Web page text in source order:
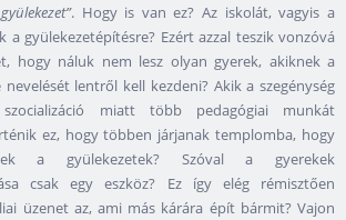
. Hogy is van ez? Az iskolát, vagyis a
a gyülekezetépítésre? Ezért azzal teszik vonzóvá
hogy náluk nem lesz olyan gyerek, akiknek a
lentről kell kezdeni? Akik a szegénység
miatt több pedagógiai munkát
ez, hogy többen járjanak templomba, hogy
a gyülekezetek? Szóval a gyerekek
csak egy eszköz? Ez így elég rémisztően
üzenet az, ami más kárára épít bármit? Vajon